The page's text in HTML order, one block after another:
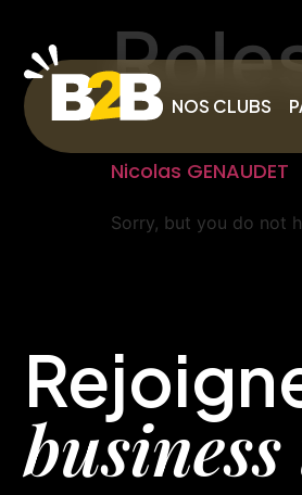
NOS CLUBS
Nicolas GENAUDET
Sorry, but you do not